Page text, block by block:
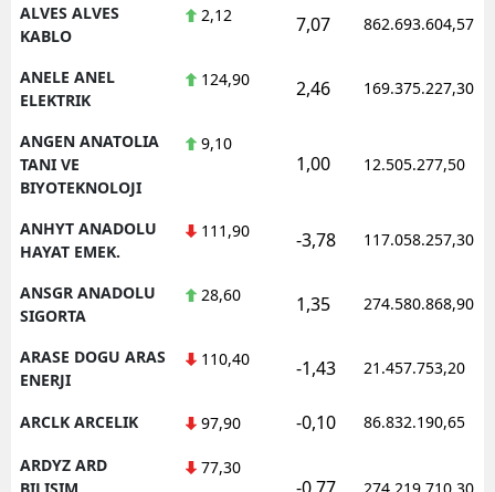
ALVES ALVES
KABLO
2,12 7,07 862.693.604,57
ANELE ANEL
ELEKTRIK
124,90 2,46 169.375.227,30
ANGEN ANATOLIA
TANI VE
BIYOTEKNOLOJI
9,10
1,00 12.505.277,50
ANHYT ANADOLU
HAYAT EMEK.
111,90 -3,78 117.058.257,30
ANSGR ANADOLU
SIGORTA
28,60 1,35 274.580.868,90
ARASE DOGU ARAS
ENERJI
110,40 -1,43 21.457.753,20
ARCLK ARCELIK 97,90 -0,10 86.832.190,65
ARDYZ ARD
BILISIM
77,30
-0,77 274.219.710,30